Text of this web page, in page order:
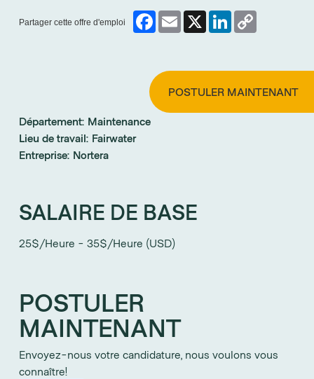
Partager cette offre d'emploi
Facebook Email LinkedIn
POSTULER MAINTENANT
Département: Maintenance
Lieu de travail: Fairwater
Entreprise: Nortera
SALAIRE DE BASE
25$/Heure - 35$/Heure (USD)
POSTULER
MAINTENANT
Envoyez-nous votre candidature, nous voulons vous
connaître!